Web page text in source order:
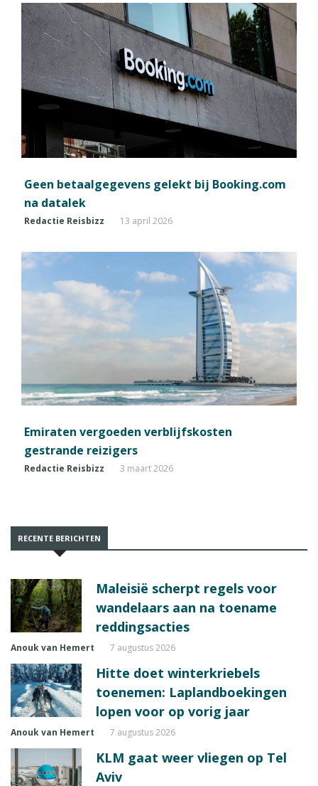
Geen betaalgegevens gelekt bij Booking.com
na datalek
Redactie Reisbizz 13 april 2026
Emiraten vergoeden verblijfskosten
gestrande reizigers
Redactie Reisbizz 3 maart 2026
RECENTE BERICHTEN
Maleisië scherpt regels voor
wandelaars aan na toename
reddingsacties
Anouk van Hemert 7 augustus 2026
Hitte doet winterkriebels
toenemen: Laplandboekingen
lopen voor op vorig jaar
Anouk van Hemert 7 augustus 2026
KLM gaat weer vliegen op Tel
Aviv